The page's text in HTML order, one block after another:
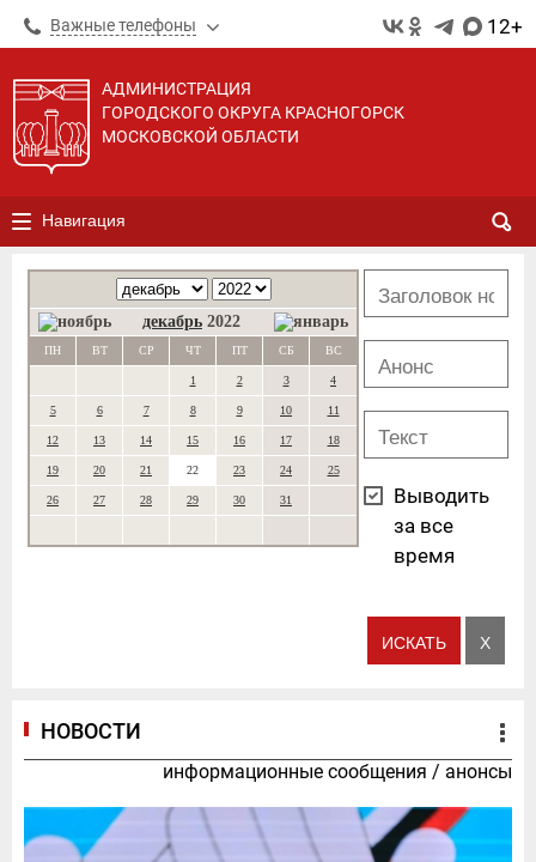
Важные телефоны 12+
АДМИНИСТРАЦИЯ
ГОРОДСКОГО ОКРУГА КРАСНОГОРСК
МОСКОВСКОЙ ОБЛАСТИ
Навигация
декабрь 2022
ПН ВТ СР ЧТ ПТ СБ ВС
1 2 3 4
5 6 7 8 9 10 11
12 13 14 15 16 17 18
19 20 21 22 23 24 25
26 27 28 29 30 31
Выводить
за все
время
НОВОСТИ
информационные сообщения / анонсы